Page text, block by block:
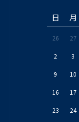
日 月
26 27
2 3
9 10
16 17
23 24